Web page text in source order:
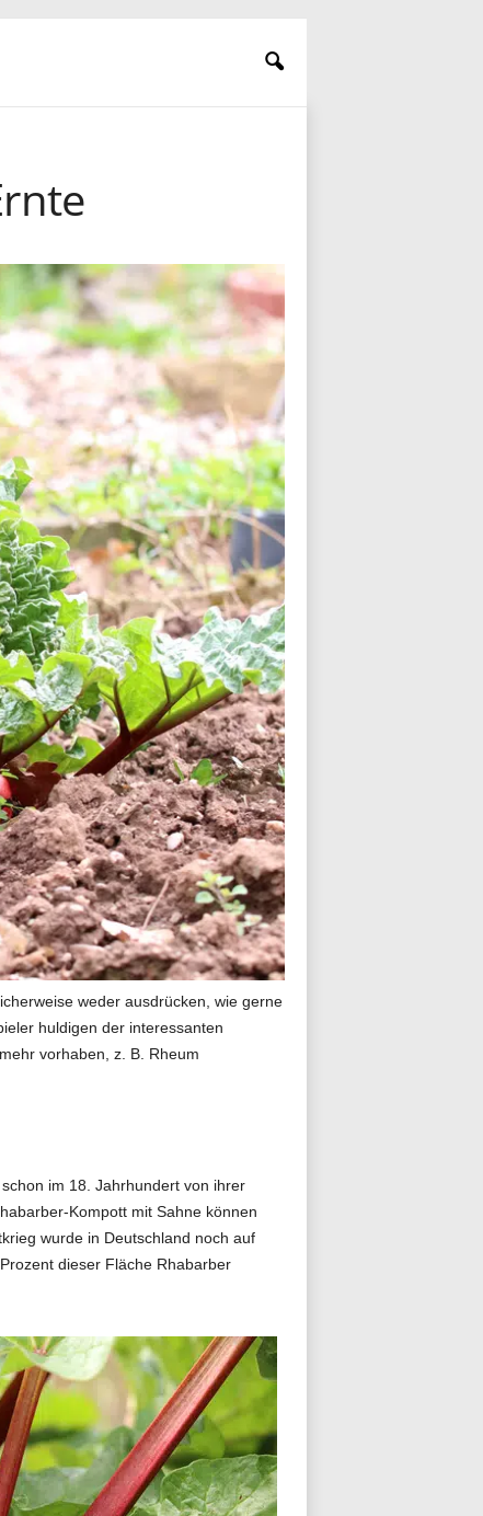
weder ausdrücken, wie gerne
huldigen der interessanten
vorhaben, z. B. Rheum
im 18. Jahrhundert von ihrer
Kompott mit Sahne können
wurde in Deutschland noch auf
dieser Fläche Rhabarber